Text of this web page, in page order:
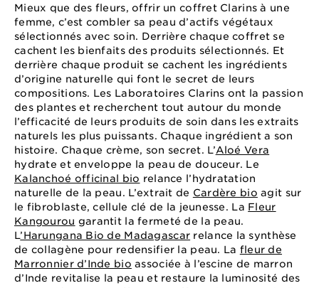
Mieux que des fleurs, offrir un coffret Clarins à une
femme, c’est combler sa peau d’actifs végétaux
sélectionnés avec soin. Derrière chaque coffret se
cachent les bienfaits des produits sélectionnés. Et
derrière chaque produit se cachent les ingrédients
d’origine naturelle qui font le secret de leurs
compositions. Les Laboratoires Clarins ont la passion
des plantes et recherchent tout autour du monde
l’efficacité de leurs produits de soin dans les extraits
naturels les plus puissants. Chaque ingrédient a son
histoire. Chaque crème, son secret. L’Aloé Vera
hydrate et enveloppe la peau de douceur. Le
Kalanchoé officinal bio relance l’hydratation
naturelle de la peau. L’extrait de Cardère bio agit sur
le fibroblaste, cellule clé de la jeunesse. La Fleur
Kangourou garantit la fermeté de la peau.
L’Harungana Bio de Madagascar relance la synthèse
de collagène pour redensifier la peau. La fleur de
Marronnier d’Inde bio associée à l’escine de marron
d’Inde revitalise la peau et restaure la luminosité des